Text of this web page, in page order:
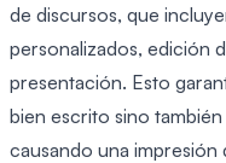
de discursos, que
personalizados, edición
presentación. Esto
bien escrito sino
causando una impresión